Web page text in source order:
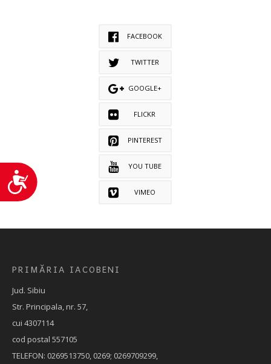
Accesibilitate
FACEBOOK
TWITTER
GOOGLE+
FLICKR
PINTEREST
YOU TUBE
VIMEO
PRIMĂRIA IACOBENI
Jud. Sibiu
Str. Principala, nr. 57,
cui 4307114
cod postal 557105
TELEFON: 0269513750, 0269; 0269709299,